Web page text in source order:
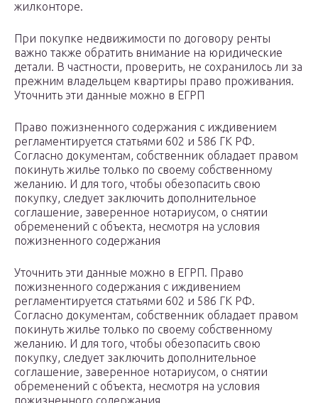
жилконторе.
При покупке недвижимости по договору ренты
важно также обратить внимание на юридические
детали. В частности, проверить, не сохранилось ли за
прежним владельцем квартиры право проживания.
Уточнить эти данные можно в ЕГРП
Право пожизненного содержания с иждивением
регламентируется статьями 602 и 586 ГК РФ.
Согласно документам, собственник обладает правом
покинуть жилье только по своему собственному
желанию. И для того, чтобы обезопасить свою
покупку, следует заключить дополнительное
соглашение, заверенное нотариусом, о снятии
обременений с объекта, несмотря на условия
пожизненного содержания
Уточнить эти данные можно в ЕГРП. Право
пожизненного содержания с иждивением
регламентируется статьями 602 и 586 ГК РФ.
Согласно документам, собственник обладает правом
покинуть жилье только по своему собственному
желанию. И для того, чтобы обезопасить свою
покупку, следует заключить дополнительное
соглашение, заверенное нотариусом, о снятии
обременений с объекта, несмотря на условия
пожизненного содержания.